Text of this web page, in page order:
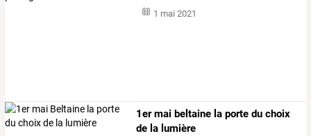
1 mai 2021
1er mai beltaine la porte du choix
de la lumière